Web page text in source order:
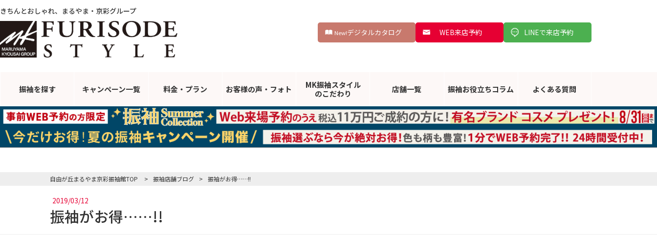
きちんとおしゃれ、まるやま・京彩グループ
New!デジタルカタログ WEB来店予約 LINEで来店予約
振袖を探す キャンペーン一覧 料金・プラン お客様の声・ フォト
MK振袖スタイル
のこだわり
店舗一覧 振袖お役立ちコラム よくある質問
自由が丘まるやま京彩振袖館TOP > 振袖店舗ブログ > 振袖がお得……!!
2019/03/12
振袖がお得……!!